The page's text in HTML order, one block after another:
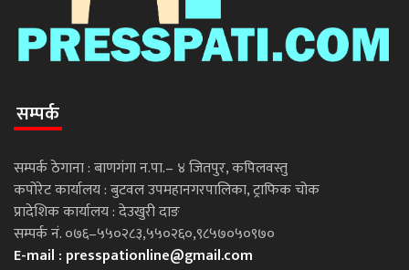
सम्पर्क
सम्पर्क ठेगाना : बाणगंगा न.पा.– ४ जितपुर, कपिलवस्तु
कपोरेट कार्यालय : बुटवल उपमहानगरपालिका, ट्राफिक चोक
प्रादेशिक कार्यालय : देउखुरी दाङ
सम्पर्क नं. ०७६–५५०२८३,५५०२६०,९८५७०५०९७०
E-mail : presspationline@gmail.com